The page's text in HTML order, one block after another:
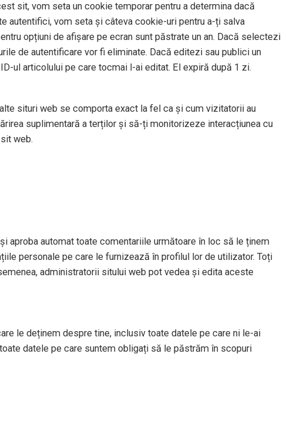
sit, vom seta un cookie temporar pentru a determina dacă
autentifici, vom seta și câteva cookie-uri pentru a-ți salva
opțiuni de afișare pe ecran sunt păstrate un an. Dacă selectezi
de autentificare vor fi eliminate. Dacă editezi sau publici un
ul articolului pe care tocmai l-ai editat. El expiră după 1 zi.
situri web se comporta exact la fel ca și cum vizitatorii au
suplimentară a terților și să-ți monitorizeze interacțiunea cu
web.
aproba automat toate comentariile următoare în loc să le ținem
personale pe care le furnizează în profilul lor de utilizator. Toți
administratorii sitului web pot vedea și edita aceste
le deținem despre tine, inclusiv toate datele pe care ni le-ai
datele pe care suntem obligați să le păstrăm în scopuri